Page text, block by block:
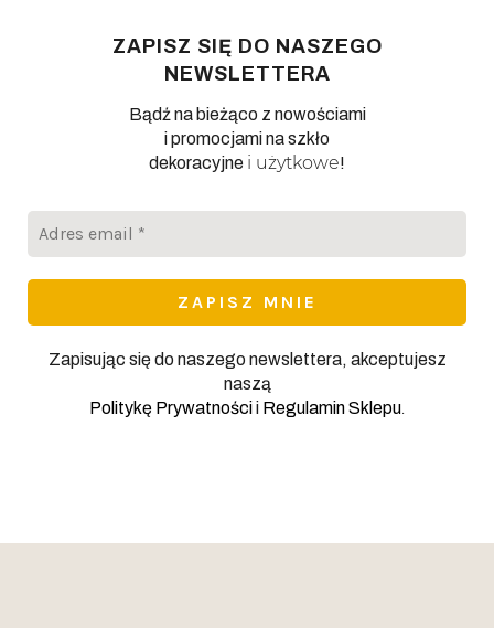
ZAPISZ SIĘ DO NASZEGO
NEWSLETTERA
Bądź na bieżąco z nowościami
i promocjami na szkło
dekoracyjne i użytkowe!
Zapisując się do naszego newslettera, akceptujesz
naszą
Politykę Prywatnościi Regulamin Sklepu.